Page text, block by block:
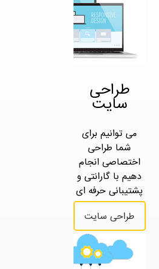
طراحی
سایت
می توانیم برای
شما طراحی
اختصاصی انجام
دهیم با گارانتی و
پشتیبانی حرفه ای
طراحی سایت